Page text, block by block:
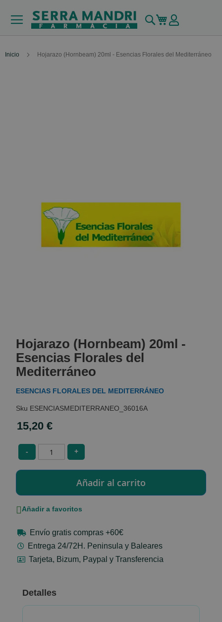
Buscar
Mi carrito
Inicio Hojarazo (Hornbeam) 20ml - Esencias Florales del Mediterráneo
the
beginning
of
the
gallery
Hojarazo (Hornbeam) 20ml -
Esencias Florales del
Mediterráneo
ESENCIAS FLORALES DEL MEDITERRÁNEO
ESENCIASMEDITERRANEO_36016A
15,20 €
- +
Añadir a favoritos
Envío gratis compras +60€
Entrega 24/72H. Peninsula y Baleares
Tarjeta, Bizum, Paypal y Transferencia
Detalles